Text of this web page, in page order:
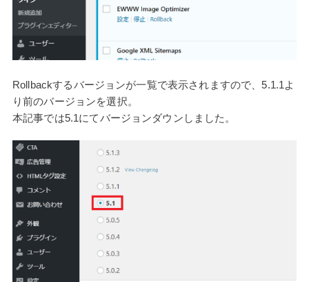
Rollbackするバージョンが一覧で表示されますので、5.1.1よ
り前のバージョンを選択。
本記事では5.1にてバージョンダウンしました。